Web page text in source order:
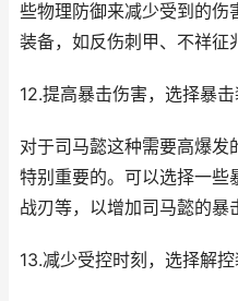
些物理防御来减少受到的伤
装备，如反伤刺甲、不祥征
12.提高暴击伤害，选择暴
对于司马懿这种需要高爆发
特别重要的。可以选择一些
战刃等，以增加司马懿的暴
13.减少受控时刻，选择解